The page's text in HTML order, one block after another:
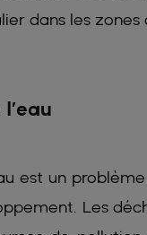
dans les zones
est un
Les